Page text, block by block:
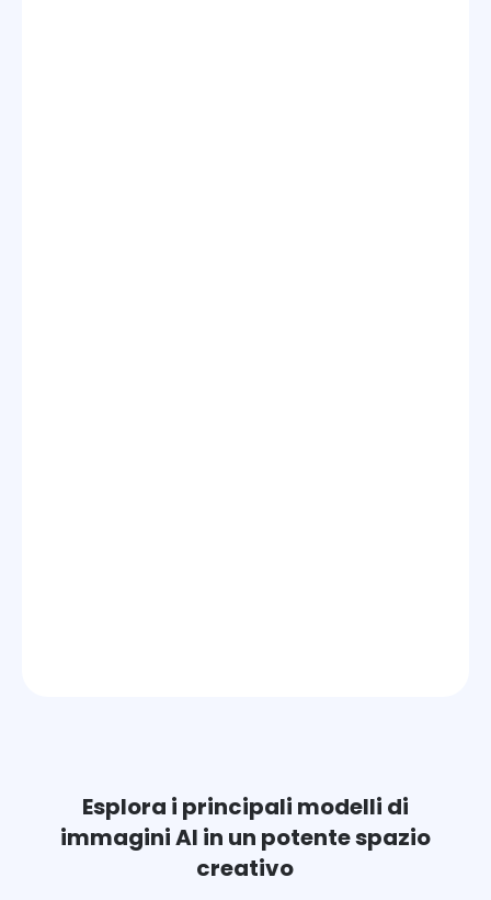
Esplora i principali modelli di
immagini AI in un potente spazio
creativo